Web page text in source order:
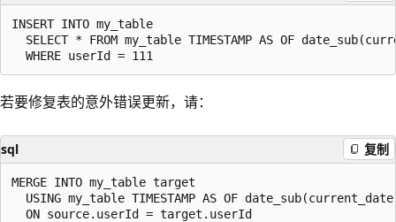
INSERT INTO my_table
SELECT * FROM my_table TIMESTAMP AS OF
若要修复表的意外错误更新，请：
sql 复制
MERGE INTO my_table target
USING my_table TIMESTAMP AS OF
  ON source.userId = target.userId